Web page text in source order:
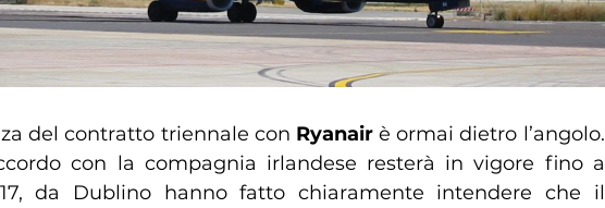
del contratto triennale con Ryanair è ormai dietro l’angolo.
con la compagnia irlandese resterà in vigore fino a
da Dublino hanno fatto chiaramente intendere che il